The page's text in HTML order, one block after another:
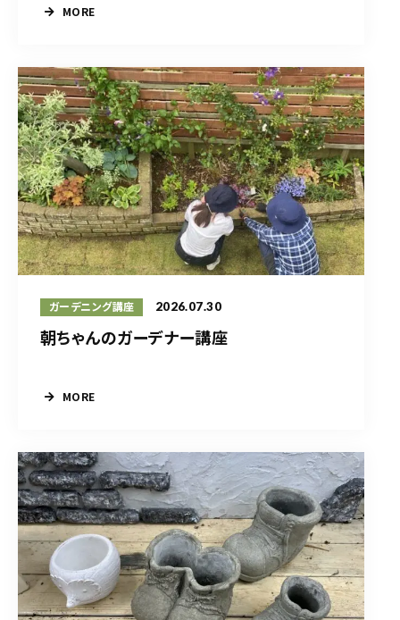
MORE
ガーデニング講座 2026.07.30
朝ちゃんのガーデナー講座
MORE